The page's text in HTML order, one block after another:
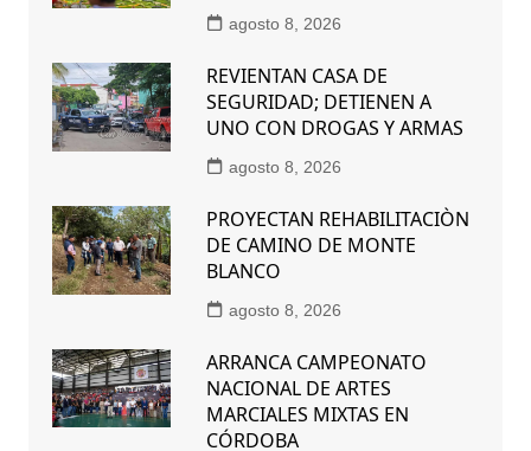
agosto 8, 2026
REVIENTAN CASA DE
SEGURIDAD; DETIENEN A
UNO CON DROGAS Y ARMAS
agosto 8, 2026
PROYECTAN REHABILITACIÒN
DE CAMINO DE MONTE
BLANCO
agosto 8, 2026
ARRANCA CAMPEONATO
NACIONAL DE ARTES
MARCIALES MIXTAS EN
CÓRDOBA